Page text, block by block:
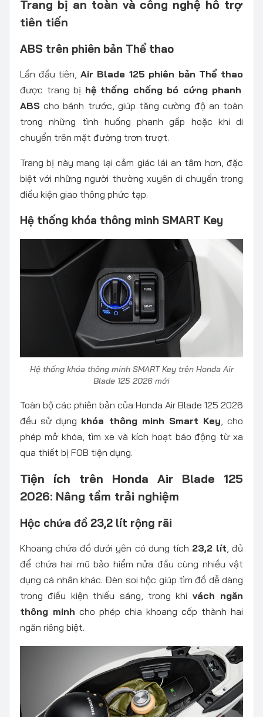
Trang bị an toàn và công nghệ hỗ trợ
tiên tiến
ABS trên phiên bản Thể thao
Lần đầu tiên, Air Blade 125 phiên bản Thể thao
được trang bị hệ thống chống bó cứng phanh
ABS cho bánh trước, giúp tăng cường độ an toàn
trong những tình huống phanh gấp hoặc khi di
chuyển trên mặt đường trơn trượt.
Trang bị này mang lại cảm giác lái an tâm hơn, đặc
biệt với những người thường xuyên di chuyển trong
điều kiện giao thông phức tạp.
Hệ thống khóa thông minh SMART Key
Hệ thống khóa thông minh SMART Key trên Honda Air
Blade 125 2026 mới
Toàn bộ các phiên bản của Honda Air Blade 125 2026
đều sử dụng khóa thông minh Smart Key , cho
phép mở khóa, tìm xe và kích hoạt báo động từ xa
qua thiết bị FOB tiện dụng.
Tiện ích trên Honda Air Blade 125
2026: Nâng tầm trải nghiệm
Hộc chứa đồ 23,2 lít rộng rãi
Khoang chứa đồ dưới yên có dung tích 23,2 lít , đủ
để chứa hai mũ bảo hiểm nửa đầu cùng nhiều vật
dụng cá nhân khác. Đèn soi hộc giúp tìm đồ dễ dàng
trong điều kiện thiếu sáng, trong khi vách ngăn
thông minh cho phép chia khoang cốp thành hai
ngăn riêng biệt.